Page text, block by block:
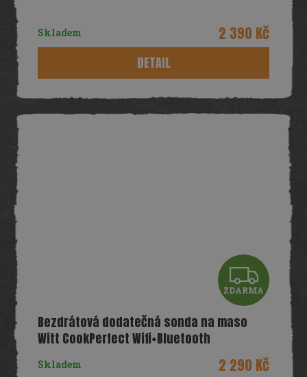
R
A
Skladem 2 390 Kč
DETAIL
Z
D
R
ZDARMA
Bezdrátová dodatečná sonda na maso
Witt CookPerfect Wifi+Bluetooth
Skladem 2 290 Kč